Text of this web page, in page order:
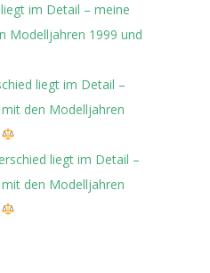
im Detail – meine
Modelljahren 1999 und
liegt im Detail –
den Modelljahren
liegt im Detail –
den Modelljahren